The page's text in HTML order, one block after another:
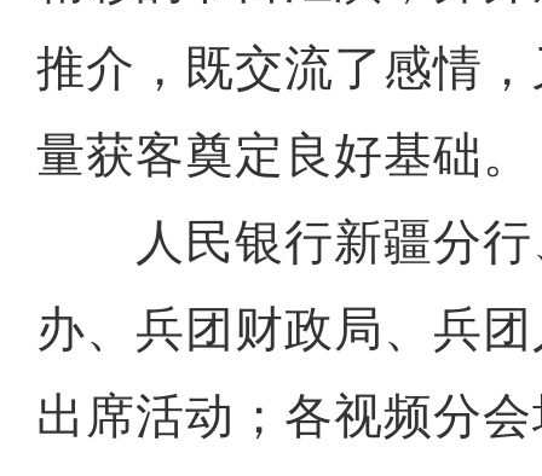
推介，既交流了感情
量获客奠定良好基础。
人民银行新疆分行
办、兵团财政局、兵
出席活动；各视频分